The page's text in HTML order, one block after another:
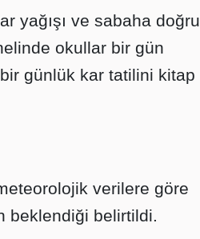
yağışı ve sabaha doğru
okullar bir gün
günlük kar tatilini kitap
verilere göre
beklendiği belirtildi.